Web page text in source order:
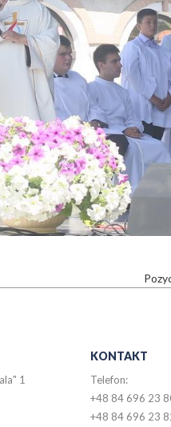
1
KONTAKT
Telefon:
+48 84 696 23
+48 84 696 23